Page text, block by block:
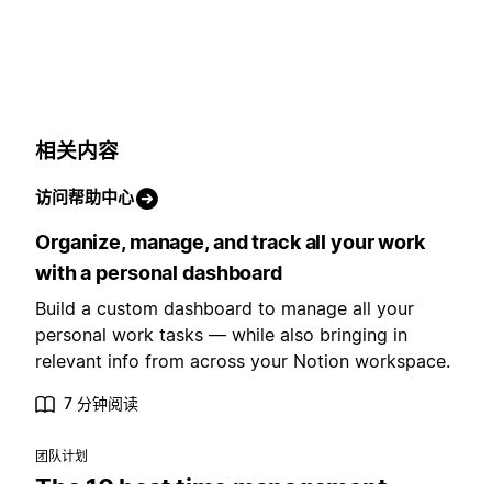
相关内容
访问帮助中心
Organize, manage, and track all your work
with a personal dashboard
Build a custom dashboard to manage all your
personal work tasks — while also bringing in
relevant info from across your Notion workspace.
7 分钟阅读
团队计划